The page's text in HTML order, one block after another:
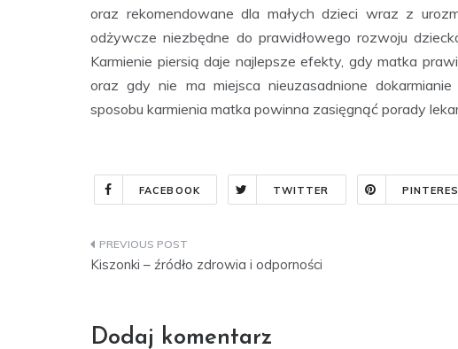
oraz rekomendowane dla małych dzieci wraz z
odżywcze niezbędne do prawidłowego rozwoju
Karmienie piersią daje najlepsze efekty, gdy matka
oraz gdy nie ma miejsca nieuzasadnione
sposobu karmienia matka powinna zasięgnąć porady
FACEBOOK TWITTER
Nawigacja
Kiszonki – źródło zdrowia i odporności
Dodaj komentarz